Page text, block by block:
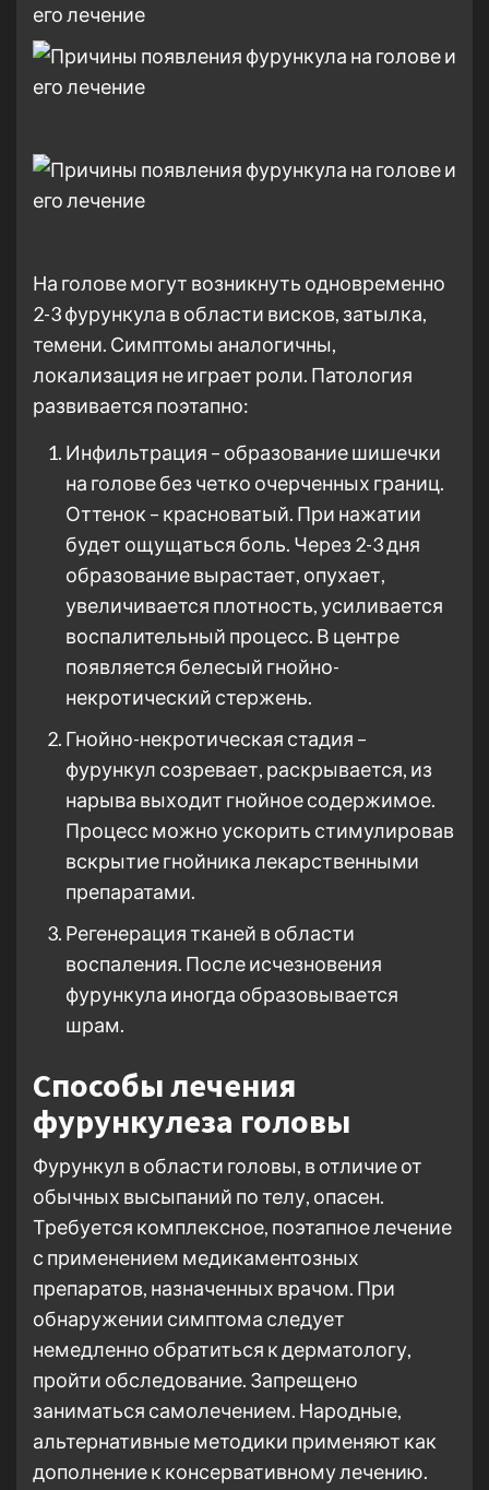
На голове могут возникнуть одновременно
2-3 фурункула в области висков, затылка,
темени. Симптомы аналогичны,
локализация не играет роли. Патология
развивается поэтапно:
Инфильтрация – образование шишечки
на голове без четко очерченных границ.
Оттенок – красноватый. При нажатии
будет ощущаться боль. Через 2-3 дня
образование вырастает, опухает,
увеличивается плотность, усиливается
воспалительный процесс. В центре
появляется белесый гнойно-
некротический стержень.
Гнойно-некротическая стадия –
фурункул созревает, раскрывается, из
нарыва выходит гнойное содержимое.
Процесс можно ускорить стимулировав
вскрытие гнойника лекарственными
препаратами.
Регенерация тканей в области
воспаления. После исчезновения
фурункула иногда образовывается
шрам.
Способы лечения
фурункулеза головы
Фурункул в области головы, в отличие от
обычных высыпаний по телу, опасен.
Требуется комплексное, поэтапное лечение
с применением медикаментозных
препаратов, назначенных врачом. При
обнаружении симптома следует
немедленно обратиться к дерматологу,
пройти обследование. Запрещено
заниматься самолечением. Народные,
альтернативные методики применяют как
дополнение к консервативному лечению.